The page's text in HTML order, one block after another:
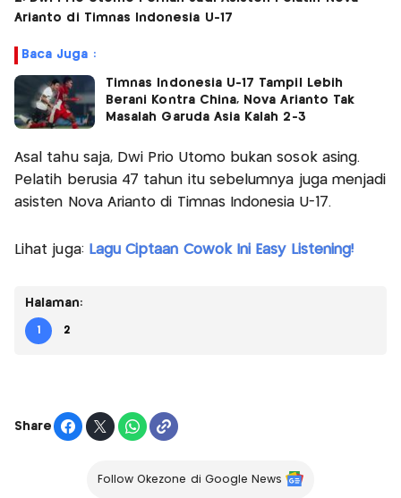
Arianto di Timnas Indonesia U-17
Baca Juga :
Timnas Indonesia U-17 Tampil Lebih
Berani Kontra China, Nova Arianto Tak
Masalah Garuda Asia Kalah 2-3
Asal tahu saja, Dwi Prio Utomo bukan sosok asing.
Pelatih berusia 47 tahun itu sebelumnya juga menjadi
asisten Nova Arianto di Timnas Indonesia U-17.
Lihat juga: Lagu Ciptaan Cowok Ini Easy Listening!
Halaman:
1 2
Share
Follow Okezone di Google News